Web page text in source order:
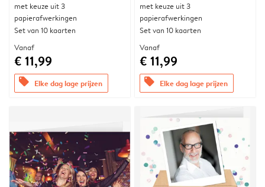
met keuze uit 3
papierafwerkingen
Set van 10 kaarten
Vanaf
€ 11,99
offers Elke dag lage prijzen
met keuze uit 3
papierafwerkingen
Set van 10 kaarten
Vanaf
€ 11,99
offers Elke dag lage prijzen